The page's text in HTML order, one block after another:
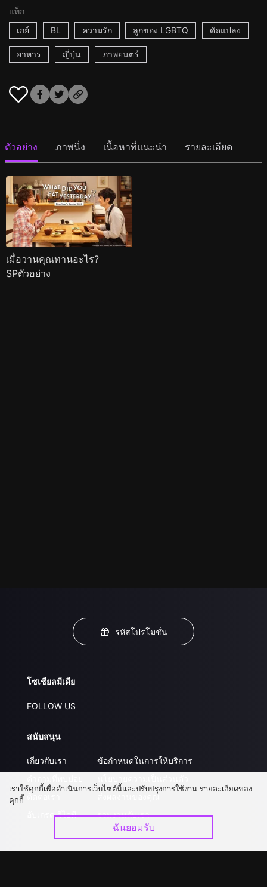
แท็ก
เกย์
BL ความรัก ลูกของ LGBTQ ดัดแปลง
อาหาร ญี่ปุ่น ภาพยนตร์
ตัวอย่าง ภาพนิ่ง เนื้อหาที่แนะนำ รายละเอียด
เมื่อวานคุณทานอะไร?
SPตัวอย่าง
รหัสโปรโมชั่น
โซเชียลมีเดีย
FOLLOW US
สนับสนุน
เกี่ยวกับเรา
ติดต่อเรา
อัปเกรด วีไอพี
ข้อกำหนดในการให้บริการ
ส่งผลงานของคุณ
ร่วมงานกับเรา
เราใช้คุกกี้เพื่อดำเนินการเว็บไซต์นี้และปรับปรุงการใช้งาน รายละเอียดของ
คุกกี้
ฉันยอมรับ